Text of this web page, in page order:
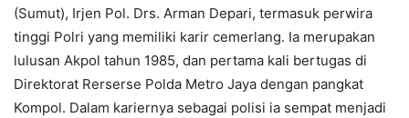
(Sumut), Irjen Pol. Drs. Arman Depari, termasuk perwira
tinggi Polri yang memiliki karir cemerlang. Ia merupakan
lulusan Akpol tahun 1985, dan pertama kali bertugas di
Direktorat Rerserse Polda Metro Jaya dengan pangkat
Kompol. Dalam kariernya sebagai polisi ia sempat menjadi